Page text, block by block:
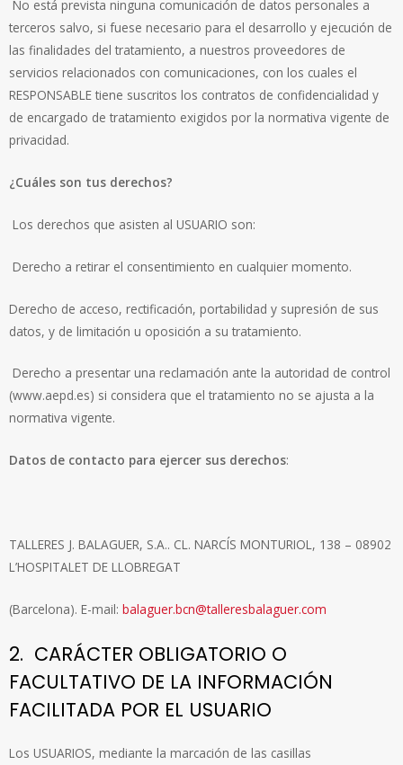
No está prevista ninguna comunicación de datos personales a
terceros salvo, si fuese necesario para el desarrollo y ejecución de
las finalidades del tratamiento, a nuestros proveedores de
servicios relacionados con comunicaciones, con los cuales el
RESPONSABLE tiene suscritos los contratos de confidencialidad y
de encargado de tratamiento exigidos por la normativa vigente de
privacidad.
¿Cuáles son tus derechos?
Los derechos que asisten al USUARIO son:
Derecho a retirar el consentimiento en cualquier momento.
Derecho de acceso, rectificación, portabilidad y supresión de sus
datos, y de limitación u oposición a su tratamiento.
Derecho a presentar una reclamación ante la autoridad de control
(www.aepd.es) si considera que el tratamiento no se ajusta a la
normativa vigente.
Datos de contacto para ejercer sus derechos:
TALLERES J. BALAGUER, S.A.. CL. NARCÍS MONTURIOL, 138 – 08902
L’HOSPITALET DE LLOBREGAT
(Barcelona). E-mail: balaguer.bcn@talleresbalaguer.com
2. CARÁCTER OBLIGATORIO O
FACULTATIVO DE LA INFORMACIÓN
FACILITADA POR EL USUARIO
Los USUARIOS, mediante la marcación de las casillas